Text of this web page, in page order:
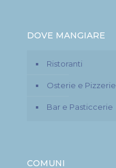
DOVE MANGIARE
Ristoranti
Osterie e Pizzerie
Bar e Pasticcerie
COMUNI